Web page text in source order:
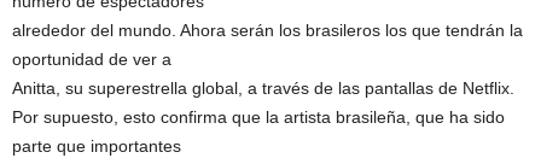
alrededor del mundo. Ahora serán los brasileros los que tendrán la
oportunidad de ver a
Anitta, su superestrella global, a través de las pantallas de Netflix.
Por supuesto, esto confirma que la artista brasileña, que ha sido
parte que importantes